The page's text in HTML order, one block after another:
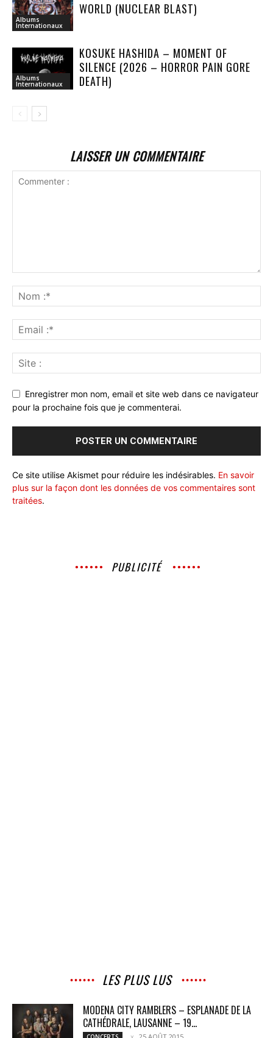
Albums
Internationaux
WORLD (NUCLEAR BLAST)
Albums
Internationaux
KOSUKE HASHIDA – MOMENT OF
SILENCE (2026 – HORROR PAIN GORE
DEATH)
LAISSER UN COMMENTAIRE
Enregistrer mon nom, email et site web dans ce navigateur
pour la prochaine fois que je commenterai.
Ce site utilise Akismet pour réduire les indésirables. En savoir
plus sur la façon dont les données de vos commentaires sont
traitées.
PUBLICITÉ
LES PLUS LUS
MODENA CITY RAMBLERS – ESPLANADE DE LA
CATHÉDRALE, LAUSANNE – 19...